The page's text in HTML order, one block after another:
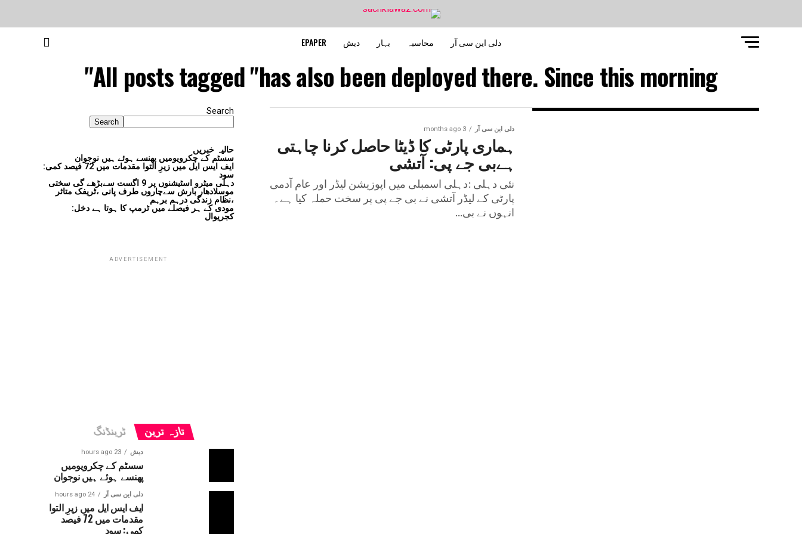
دلی این سی آر محاسبہ بہار دیش EPAPER
All posts tagged "has also been deployed there. Since this morning"
دلی این سی آر 3 months ago
ہماری پارٹی کا ڈیٹا حاصل کرنا چاہتی
ہےبی جے پی: آتشی
نئی دہلی :دہلی اسمبلی میں اپوزیشن لیڈر اور عام آدمی
پارٹی کے لیڈر آتشی نے بی جے پی پر سخت حملہ کیا ہے۔
انہوں نے بی...
Search
Search
حالیہ خبریں
سسٹم کے چکرویومیں پھنسے ہوئے ہیں نوجوان
ایف ایس ایل میں زیرِ التوا مقدمات میں 72 فیصد کمی:
سود
دہلی میٹرو اسٹیشنوں پر 9 اگست سےبڑھے گی سختی
موسلادھار بارش سےچاروں طرف پانی ،ٹریفک متاثر
،نظام زندگی درہم برہم
مودی کے ہر فیصلے میں ٹرمپ کا ہوتا ہے دخل:
کجریوال
ADVERTISEMENT
تازہ ترین ٹرینڈنگ
دیش 23 hours ago
سسٹم کے چکرویومیں
پھنسے ہوئے ہیں نوجوان
دلی این سی آر 24 hours ago
ایف ایس ایل میں زیرِ التوا
مقدمات میں 72 فیصد
کمی: سود